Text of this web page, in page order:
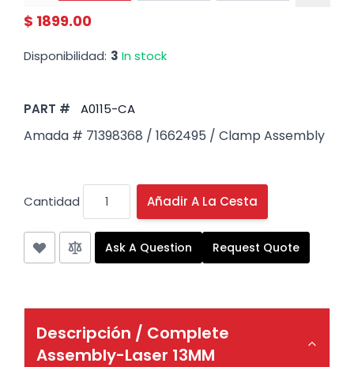
$ 1899.00
Disponibilidad: 3 In stock
PART # A0115-CA
Amada # 71398368 / 1662495 / Clamp Assembly
Cantidad Añadir A La Cesta
Ask A Question Request Quote
Descripción / Complete
Assembly-Laser 13MM